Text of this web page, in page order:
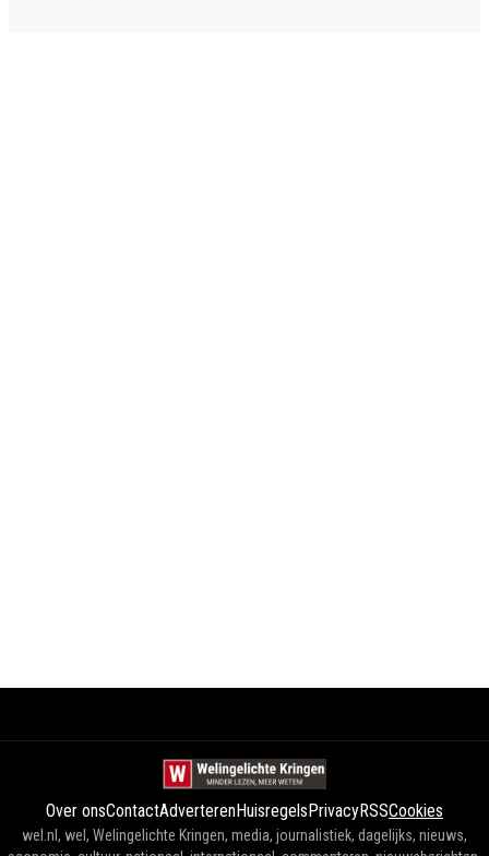
Over onsContactAdverterenHuisregelsPrivacyRSSCookies
wel.nl, wel, Welingelichte Kringen, media, journalistiek, dagelijks, nieuws,